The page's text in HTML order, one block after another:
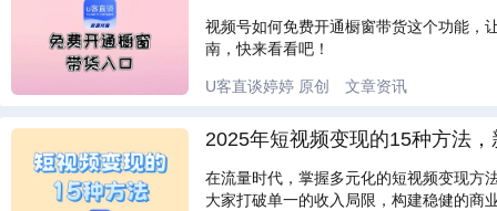
视频号如何免费开通橱窗带货这个功能，
南，快来看看吧！
U客直谈婷婷 原创 文章资讯
2025年短视频变现的15种方法
在流量时代，掌握多元化的短视频变现方
大家打破单一的收入局限，构建稳健的商